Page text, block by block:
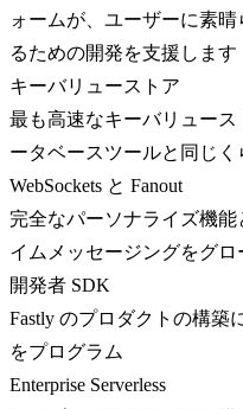
ォームが、ユーザーに素
るための開発を支援します
キーバリューストア
最も高速なキーバリュー
ータベースツールと同じ
WebSockets と Fanout
完全なパーソナライズ機
イムメッセージングをグ
開発者 SDK
Fastly のプロダクトの構築
をプログラム
Enterprise Serverless